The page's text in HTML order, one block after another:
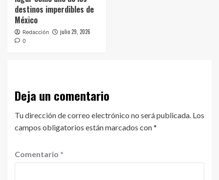
destinos imperdibles de
México
Redacción julio 29, 2026
0
Deja un comentario
Tu dirección de correo electrónico no será publicada. Los
campos obligatorios están marcados con*
Comentario *